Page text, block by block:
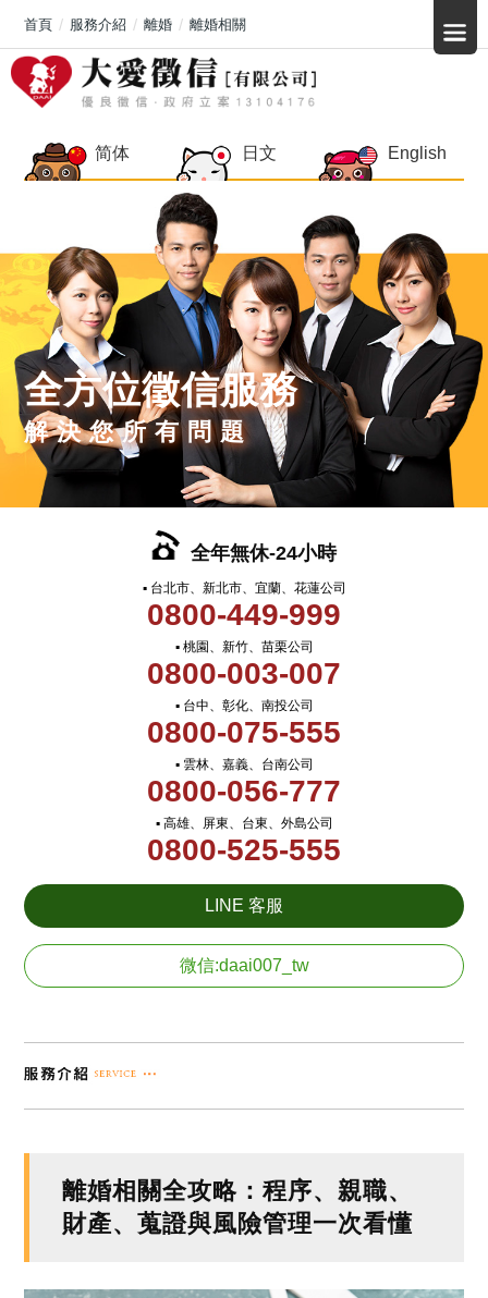
简体 日文 English
全方位徵信服務
解決您所有問題
全年無休-24小時
▪ 台北市、新北市、宜蘭、花蓮公司
0800-449-999
▪ 桃園、新竹、苗栗公司
0800-003-007
▪ 台中、彰化、南投公司
0800-075-555
▪ 雲林、嘉義、台南公司
0800-056-777
▪ 高雄、屏東、台東、外島公司
0800-525-555
LINE 客服
微信:daai007_tw
首頁 服務介紹 離婚 離婚相關
離婚相關全攻略：程序、親職、
財產、蒐證與風險管理一次看懂